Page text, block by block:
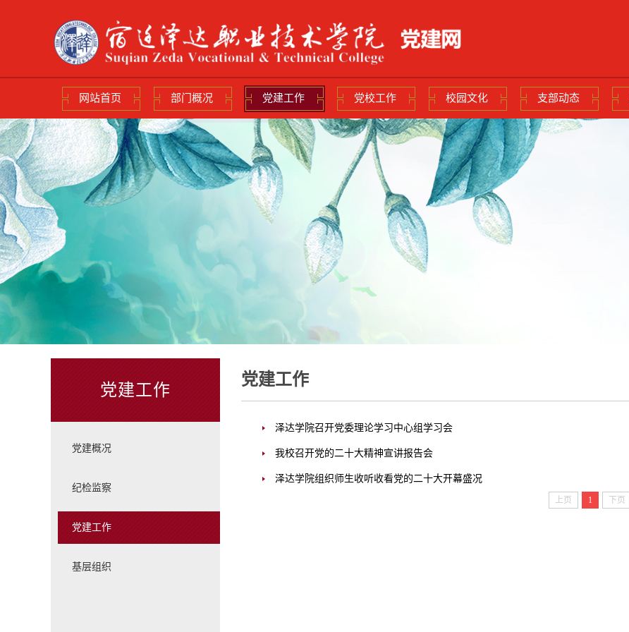
网站首页 部门概况 党建工作 党校工作 校园文化 支部动态
党建工作
党建概况
纪检监察
党建工作
基层组织
党建工作
泽达学院召开党委理论学习中心组学习会
我校召开党的二十大精神宣讲报告会
泽达学院组织师生收听收看党的二十大开幕盛况
上页 1 下页